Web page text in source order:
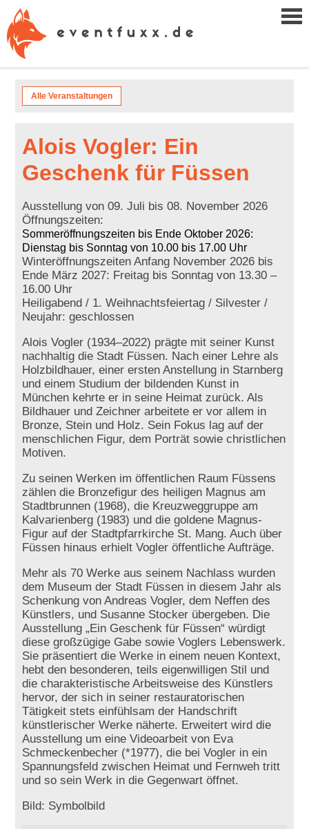
Alle Veranstaltungen
Alois Vogler: Ein
Geschenk für Füssen
Ausstellung von 09. Juli bis 08. November 2026
Öffnungszeiten:
Sommeröffnungszeiten bis Ende Oktober 2026:
Dienstag bis Sonntag von 10.00 bis 17.00 Uhr
Winteröffnungszeiten Anfang November 2026 bis
Ende März 2027: Freitag bis Sonntag von 13.30 –
16.00 Uhr
Heiligabend / 1. Weihnachtsfeiertag / Silvester /
Neujahr: geschlossen
Alois Vogler (1934–2022) prägte mit seiner Kunst
nachhaltig die Stadt Füssen. Nach einer Lehre als
Holzbildhauer, einer ersten Anstellung in Starnberg
und einem Studium der bildenden Kunst in
München kehrte er in seine Heimat zurück. Als
Bildhauer und Zeichner arbeitete er vor allem in
Bronze, Stein und Holz. Sein Fokus lag auf der
menschlichen Figur, dem Porträt sowie christlichen
Motiven.
Zu seinen Werken im öffentlichen Raum Füssens
zählen die Bronzefigur des heiligen Magnus am
Stadtbrunnen (1968), die Kreuzweggruppe am
Kalvarienberg (1983) und die goldene Magnus-
Figur auf der Stadtpfarrkirche St. Mang. Auch über
Füssen hinaus erhielt Vogler öffentliche Aufträge.
Mehr als 70 Werke aus seinem Nachlass wurden
dem Museum der Stadt Füssen in diesem Jahr als
Schenkung von Andreas Vogler, dem Neffen des
Künstlers, und Susanne Stocker übergeben. Die
Ausstellung „Ein Geschenk für Füssen“ würdigt
diese großzügige Gabe sowie Voglers Lebenswerk.
Sie präsentiert die Werke in einem neuen Kontext,
hebt den besonderen, teils eigenwilligen Stil und
die charakteristische Arbeitsweise des Künstlers
hervor, der sich in seiner restauratorischen
Tätigkeit stets einfühlsam der Handschrift
künstlerischer Werke näherte. Erweitert wird die
Ausstellung um eine Videoarbeit von Eva
Schmeckenbecher (*1977), die bei Vogler in ein
Spannungsfeld zwischen Heimat und Fernweh tritt
und so sein Werk in die Gegenwart öffnet.
Bild: Symbolbild